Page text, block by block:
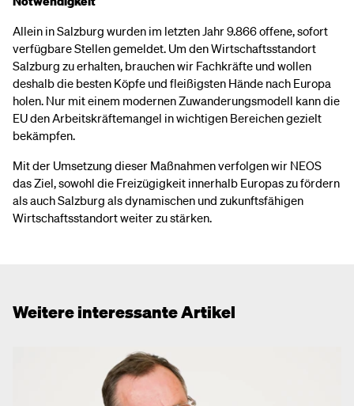
Allein in Salzburg wurden im letzten Jahr 9.866 offene, sofort
verfügbare Stellen gemeldet. Um den Wirtschaftsstandort
Salzburg zu erhalten, brauchen wir Fachkräfte und wollen
deshalb die besten Köpfe und fleißigsten Hände nach Europa
holen. Nur mit einem modernen Zuwanderungsmodell kann die
EU den Arbeitskräftemangel in wichtigen Bereichen gezielt
bekämpfen.
Mit der Umsetzung dieser Maßnahmen verfolgen wir NEOS
das Ziel, sowohl die Freizügigkeit innerhalb Europas zu fördern
als auch Salzburg als dynamischen und zukunftsfähigen
Wirtschaftsstandort weiter zu stärken.
Weitere interessante Artikel